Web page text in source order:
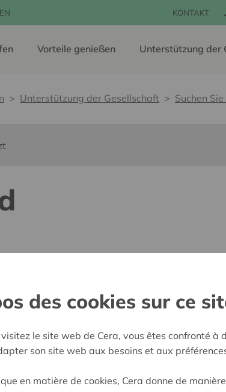
KONTAKT
Vorteile genießen Unterstützung der
Unterstützung der Gesellschaft Suchen
barrières
Approved
des cookies sur ce
le site web de Cera, vous êtes confronté à
son site web aux besoins et aux
en matière de cookies, Cera donne de